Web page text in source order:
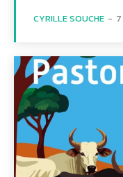
CYRILLE SOUCHE -